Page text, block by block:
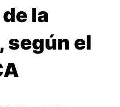
la
según el